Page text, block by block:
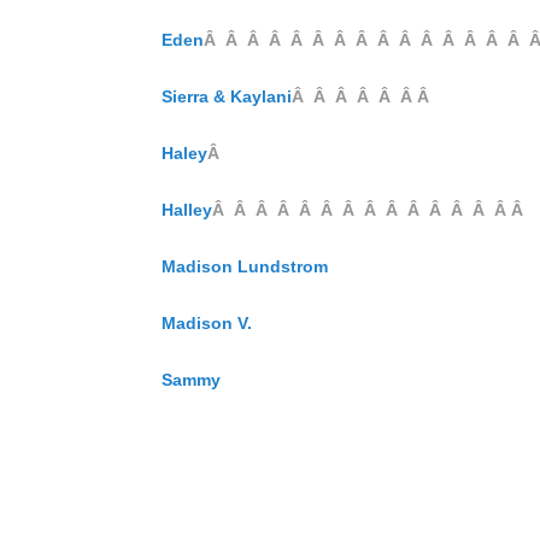
EdenÂ Â Â Â Â Â Â Â Â Â Â Â Â Â Â
Sierra & KaylaniÂ Â Â Â Â Â Â
HaleyÂ
HalleyÂ Â Â Â Â Â Â Â Â Â Â Â Â Â Â
Madison Lundstrom
Madison V.
Sammy